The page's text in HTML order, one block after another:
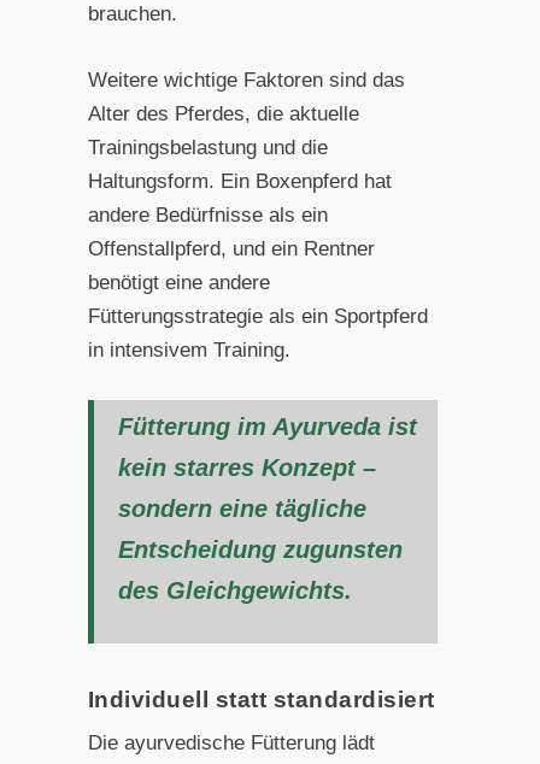
brauchen.
Weitere wichtige Faktoren sind das
Alter des Pferdes, die aktuelle
Trainingsbelastung und die
Haltungsform. Ein Boxenpferd hat
andere Bedürfnisse als ein
Offenstallpferd, und ein Rentner
benötigt eine andere
Fütterungsstrategie als ein Sportpferd
in intensivem Training.
Fütterung im Ayurveda ist
kein starres Konzept –
sondern eine tägliche
Entscheidung zugunsten
des Gleichgewichts.
Individuell statt standardisiert
Die ayurvedische Fütterung lädt